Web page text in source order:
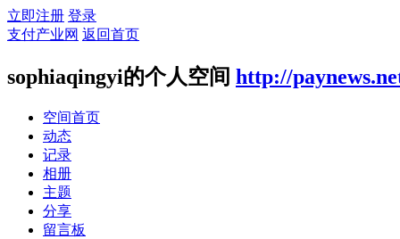
立即注册 登录
支付产业网 返回首页
sophiaqingyi的个人空间 http://
空间首页
动态
记录
相册
主题
分享
留言板